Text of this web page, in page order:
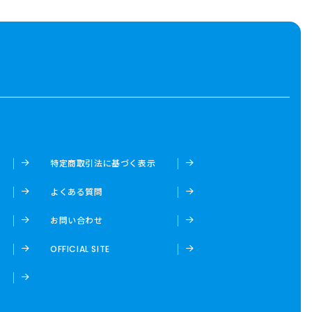
特定商取引法に基づく表示
よくある質問
お問い合わせ
OFFICIAL SITE